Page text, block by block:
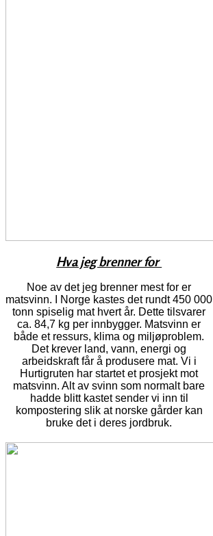
Hva jeg brenner for
Noe av det jeg brenner mest for er
matsvinn. I Norge kastes det rundt 450 000
tonn spiselig mat hvert år. Dette tilsvarer
ca. 84,7 kg per innbygger. Matsvinn er
både et ressurs, klima og miljøproblem.
Det krever land, vann, energi og
arbeidskraft får å produsere mat. Vi i
Hurtigruten har startet et prosjekt mot
matsvinn. Alt av svinn som normalt bare
hadde blitt kastet sender vi inn til
kompostering slik at norske gårder kan
bruke det i deres jordbruk.